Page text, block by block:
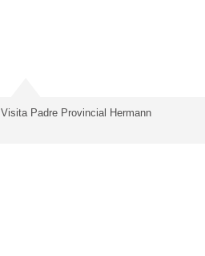
Visita Padre Provincial Hermann